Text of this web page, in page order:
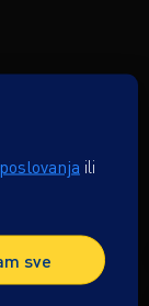
ili
sve